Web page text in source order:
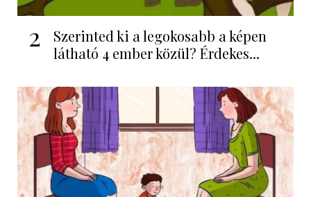
2
Szerinted ki a legokosabb a képen
látható 4 ember közül? Érdekes...